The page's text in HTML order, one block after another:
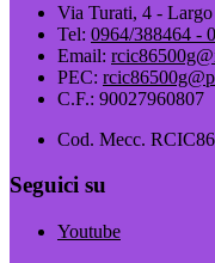
Via Turati, 4 -
Tel: 0964/388464 -
Email:
PEC:
C.F.: 90027960807
Cod. Mecc.
Seguici su
Youtube